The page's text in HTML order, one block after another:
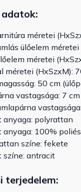
méretei
ülőelem
méretei
méretei (HxSzxM):
50 cm
vastagsága: 7 cm
anyaga: polyrattan
anyaga: 100%
színe: fekete
színe: antracit
terjedelem: